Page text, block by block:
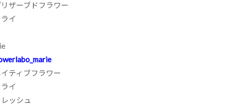
リザーブドフラワー
ライ
ティブフラワー
ライ
レッシュ